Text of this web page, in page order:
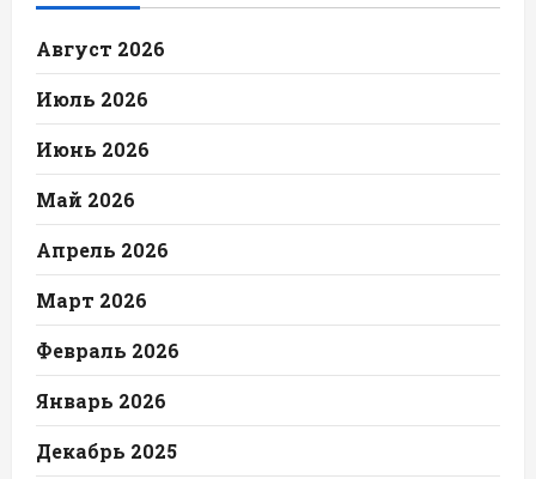
Август 2026
Июль 2026
Июнь 2026
Май 2026
Апрель 2026
Март 2026
Февраль 2026
Январь 2026
Декабрь 2025